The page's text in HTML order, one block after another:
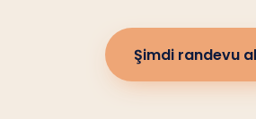
Şimdi randevu